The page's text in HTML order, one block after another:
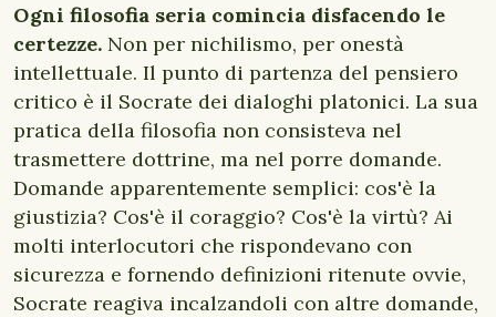
Ogni filosofia seria comincia disfacendo le
certezze. Non per nichilismo, per onestà
intellettuale. Il punto di partenza del pensiero
critico è il Socrate dei dialoghi platonici. La sua
pratica della filosofia non consisteva nel
trasmettere dottrine, ma nel porre domande.
Domande apparentemente semplici: cos'è la
giustizia? Cos'è il coraggio? Cos'è la virtù? Ai
molti interlocutori che rispondevano con
sicurezza e fornendo definizioni ritenute ovvie,
Socrate reagiva incalzandoli con altre domande,